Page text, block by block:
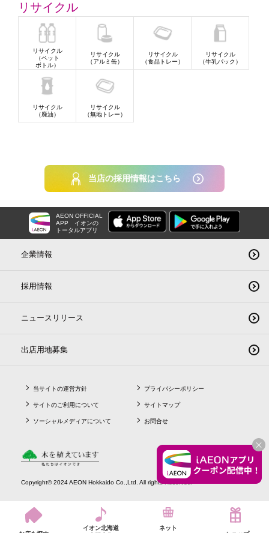
リサイクル
リサイクル
（ペット
ボトル）
リサイクル
（アルミ缶）
リサイクル
（食品トレー）
リサイクル
（牛乳パック）
リサイクル
（廃油）
リサイクル
（無地トレー）
当店の採用情報はこちら
AEON OFFICIAL
APP
イオンの
トータルアプリ
企業情報
採用情報
ニュースリリース
出店用地募集
当サイトの運営方針
サイトのご利用について
ソーシャルメディアについて
プライバシーポリシー
サイトマップ
お問合せ
Copyright© 2024 AEON Hokkaido Co.,Ltd. All rights Reserved.
イオン北海道
ネット